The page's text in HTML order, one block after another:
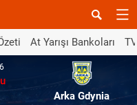
At Yarışı Bankoları
Arka Gdynia